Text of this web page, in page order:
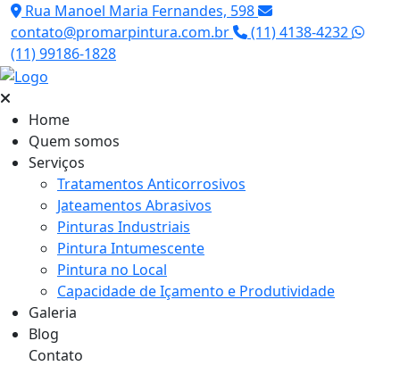
Rua Manoel Maria Fernandes, 598
contato@promarpintura.com.br
(11) 4138-4232
(11) 99186-1828
Home
Quem somos
Serviços
Tratamentos Anticorrosivos
Jateamentos Abrasivos
Pinturas Industriais
Pintura Intumescente
Pintura no Local
Capacidade de Içamento e Produtividade
Galeria
Blog
Contato